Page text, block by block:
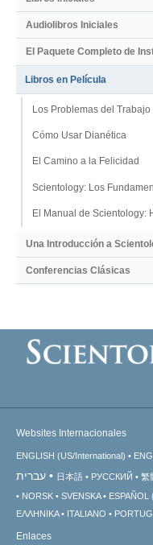
Audiolibros Iniciales
El Paquete Completo de
Libros en Película
Los Problemas del Trabajo
Cómo Usar Dianética
El Camino a la Felicidad
Scientology: Los
El Manual de Scientology:
Una Introducción a
Conferencias Clásicas
Websites Internacionales
ENGLISH (US/International)
עברית 日本語 РУССКИЙ 繁
NORSK
SVENSKA ESPAÑOL
ΕΛΛΗΝΙΚA
ITALIANO
Enlaces